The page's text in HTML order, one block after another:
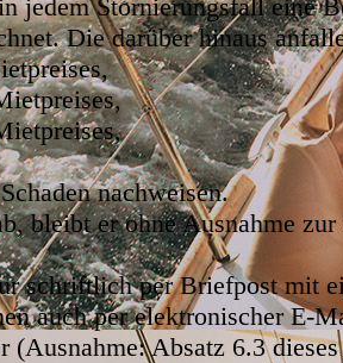
jedem Stornierungsfall eine
Die darüber hinaus
nachweisen.
bleibt er ohne Ausnahme
schriftlich per Briefpost mit
auch per elektronischer E-
(Ausnahme: Absatz 6.3